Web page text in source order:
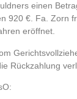
einen
920 €. Fa. Zorn
eröffnet.
Rückzahlung